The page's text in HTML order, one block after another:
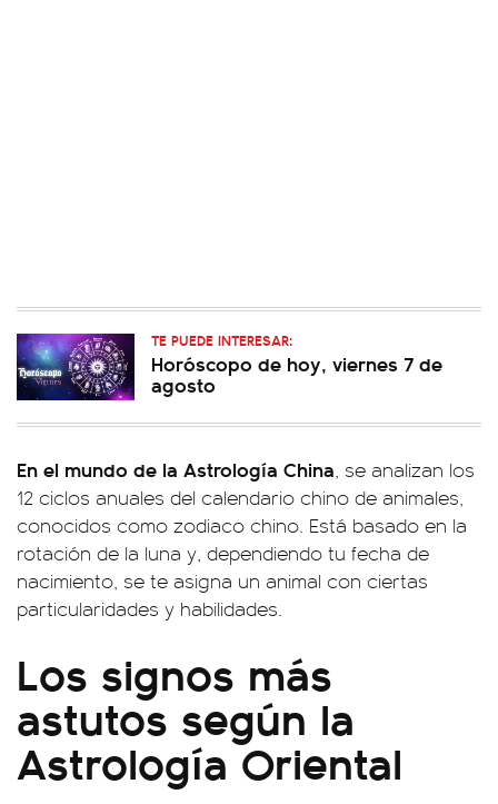
TE PUEDE INTERESAR:
Horóscopo de hoy, viernes 7 de
agosto
En el mundo de la Astrología China, se analizan los
12 ciclos anuales del calendario chino de animales,
conocidos como zodiaco chino. Está basado en la
rotación de la luna y, dependiendo tu fecha de
nacimiento, se te asigna un animal con ciertas
particularidades y habilidades.
Los signos más
astutos según la
Astrología Oriental